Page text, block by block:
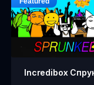
Incredibox